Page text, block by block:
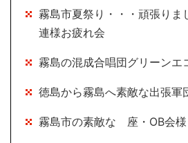
霧島市夏祭り・・・頑張りま
連様お疲れ会
霧島の混成合唱団グリーンエ
徳島から霧島へ素敵な出張軍
霧島市の素敵な 座・OB会様